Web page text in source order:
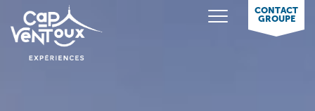
CONTACT
GROUPE